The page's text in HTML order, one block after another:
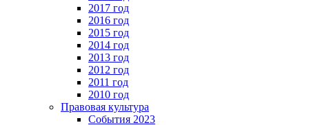
2017 год
2016 год
2015 год
2014 год
2013 год
2012 год
2011 год
2010 год
Правовая культура
События 2023